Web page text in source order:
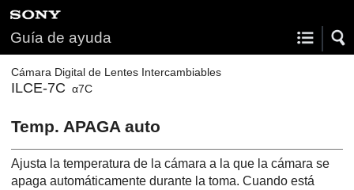
Guía de ayuda
Cámara Digital de Lentes Intercambiables
ILCE-7C α7C
Temp. APAGA auto
Ajusta la temperatura de la cámara a la que la cámara se
apaga automáticamente durante la toma. Cuando está